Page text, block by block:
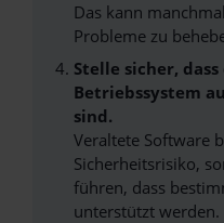
Das kann
Probleme zu
Stelle sicher,
Betriebssystem
sind.
Veraltete Software
Sicherheitsrisiko,
führen, dass
unterstützt werden.